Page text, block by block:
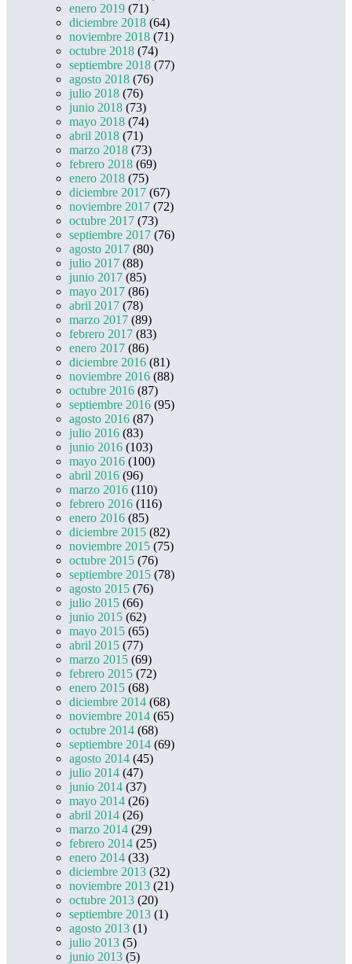
enero 2019 (71)
diciembre 2018 (64)
noviembre 2018 (71)
octubre 2018 (74)
septiembre 2018 (77)
agosto 2018 (76)
julio 2018 (76)
junio 2018 (73)
mayo 2018 (74)
abril 2018 (71)
marzo 2018 (73)
febrero 2018 (69)
enero 2018 (75)
diciembre 2017 (67)
noviembre 2017 (72)
octubre 2017 (73)
septiembre 2017 (76)
agosto 2017 (80)
julio 2017 (88)
junio 2017 (85)
mayo 2017 (86)
abril 2017 (78)
marzo 2017 (89)
febrero 2017 (83)
enero 2017 (86)
diciembre 2016 (81)
noviembre 2016 (88)
octubre 2016 (87)
septiembre 2016 (95)
agosto 2016 (87)
julio 2016 (83)
junio 2016 (103)
mayo 2016 (100)
abril 2016 (96)
marzo 2016 (110)
febrero 2016 (116)
enero 2016 (85)
diciembre 2015 (82)
noviembre 2015 (75)
octubre 2015 (76)
septiembre 2015 (78)
agosto 2015 (76)
julio 2015 (66)
junio 2015 (62)
mayo 2015 (65)
abril 2015 (77)
marzo 2015 (69)
febrero 2015 (72)
enero 2015 (68)
diciembre 2014 (68)
noviembre 2014 (65)
octubre 2014 (68)
septiembre 2014 (69)
agosto 2014 (45)
julio 2014 (47)
junio 2014 (37)
mayo 2014 (26)
abril 2014 (26)
marzo 2014 (29)
febrero 2014 (25)
enero 2014 (33)
diciembre 2013 (32)
noviembre 2013 (21)
octubre 2013 (20)
septiembre 2013 (1)
agosto 2013 (1)
julio 2013 (5)
junio 2013 (5)